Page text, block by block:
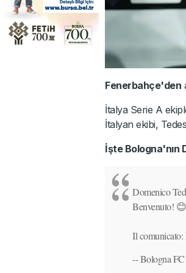
Fenerbahçe'den
İtalya Serie A
İtalyan ekibi,
İşte Bologna'nın
Domenico
Benvenuto! 😊
Il comunicato:
-- Bologna